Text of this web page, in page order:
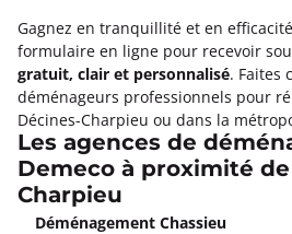
Gagnez en tranquillité et en
formulaire en ligne pour recevoir
gratuit, clair et personnalisé. Faites
déménageurs professionnels pour
Décines-Charpieu ou dans la
Les agences de
Demeco à proximité
Charpieu
Déménagement Chassieu